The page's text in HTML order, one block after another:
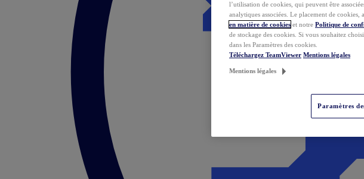
l’utilisation de cookies, qui peuvent être
analytiques associées. Le placement de
en matière de cookies et notre Politique de
de stockage des cookies. Si vous souhaitez
dans les Paramètres des cookies.
Téléchargez TeamViewer Mentions légales
Mentions légales
Paramètres